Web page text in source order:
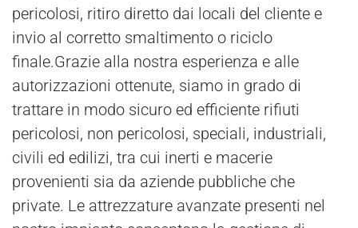
pericolosi, ritiro diretto dai locali del cliente e
invio al corretto smaltimento o riciclo
finale.Grazie alla nostra esperienza e alle
autorizzazioni ottenute, siamo in grado di
trattare in modo sicuro ed efficiente rifiuti
pericolosi, non pericolosi, speciali, industriali,
civili ed edilizi, tra cui inerti e macerie
provenienti sia da aziende pubbliche che
private. Le attrezzature avanzate presenti nel